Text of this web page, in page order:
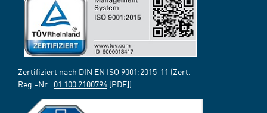
Zertifiziert nach DIN EN ISO 9001:2015-11 (Zert.-
Reg.-Nr.: 01 100 2100794 [PDF])